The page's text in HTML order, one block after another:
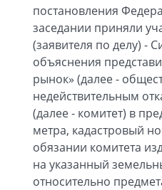
постановления
заседании приняли
(заявителя по делу) -
объяснения
рынок» (далее -
недействительным
(далее - комитет) в
метра, кадастровый
обязании комитета
на указанный
относительно